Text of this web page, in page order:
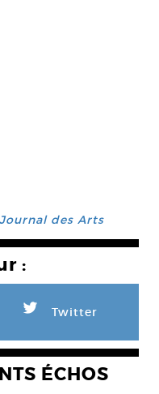
des Arts
:
L Twitter
ÉCHOS